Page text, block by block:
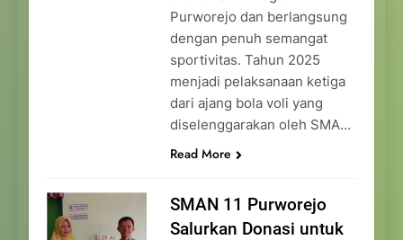
Purworejo dan berlangsung
dengan penuh semangat
sportivitas. Tahun 2025
menjadi pelaksanaan ketiga
dari ajang bola voli yang
diselenggarakan oleh SMA…
Read More
SMAN 11 Purworejo
Salurkan Donasi untuk